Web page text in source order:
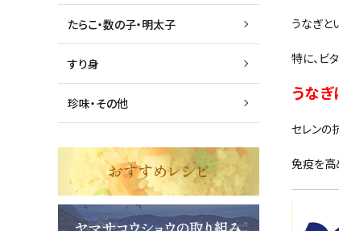
うなぎと
特に、ビ
うな
セレンの
免疫を高
たらこ・数の子・明太子
すり身
珍味・その他